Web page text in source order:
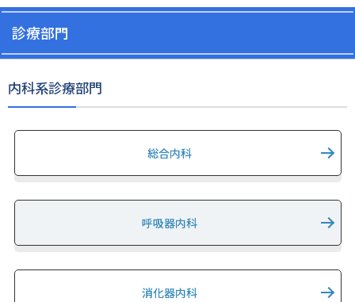
診療部門
内科系診療部門
総合内科
呼吸器内科
消化器内科